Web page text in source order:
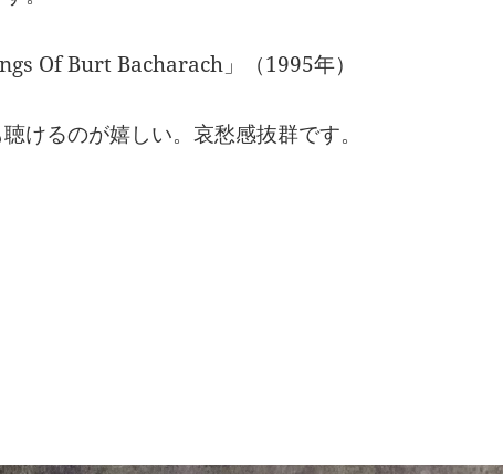
Of Burt Bacharach」（1995年）
けるのが嬉しい。哀愁感抜群です。